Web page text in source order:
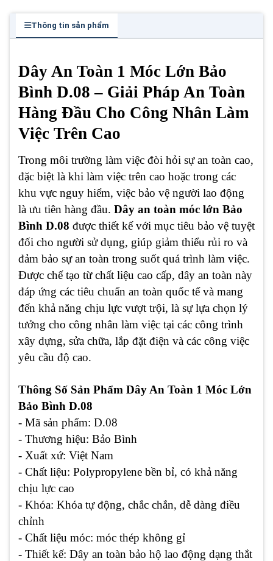
Thông tin sản phẩm
Dây An Toàn 1 Móc Lớn Bảo
Bình D.08 – Giải Pháp An Toàn
Hàng Đầu Cho Công Nhân Làm
Việc Trên Cao
Trong môi trường làm việc đòi hỏi sự an toàn cao,
đặc biệt là khi làm việc trên cao hoặc trong các
khu vực nguy hiểm, việc bảo vệ người lao động
là ưu tiên hàng đầu. Dây an toàn móc lớn Bảo
Bình D.08 được thiết kế với mục tiêu bảo vệ tuyệt
đối cho người sử dụng, giúp giảm thiểu rủi ro và
đảm bảo sự an toàn trong suốt quá trình làm việc.
Được chế tạo từ chất liệu cao cấp, dây an toàn này
đáp ứng các tiêu chuẩn an toàn quốc tế và mang
đến khả năng chịu lực vượt trội, là sự lựa chọn lý
tưởng cho công nhân làm việc tại các công trình
xây dựng, sửa chữa, lắp đặt điện và các công việc
yêu cầu độ cao.
Thông Số Sản Phẩm Dây An Toàn 1 Móc Lớn
Bảo Bình D.08
- Mã sản phẩm: D.08
- Thương hiệu: Bảo Bình
- Xuất xứ: Việt Nam
- Chất liệu: Polypropylene bền bỉ, có khả năng
chịu lực cao
- Khóa: Khóa tự động, chắc chắn, dễ dàng điều
chỉnh
- Chất liệu móc: móc thép không gỉ
- Thiết kế: Dây an toàn bảo hộ lao động dạng thắt